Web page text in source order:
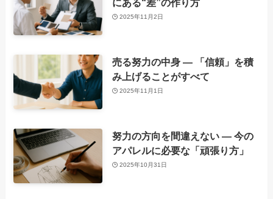
にある“差”の作り方
2025年11月2日
売る努力の中身 ― 「信頼」を積
み上げることがすべて
2025年11月1日
努力の方向を間違えない ― 今の
アパレルに必要な「頑張り方」
2025年10月31日